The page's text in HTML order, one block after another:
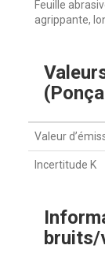
Feuille
agrippante,
Valeur
Incertitude K